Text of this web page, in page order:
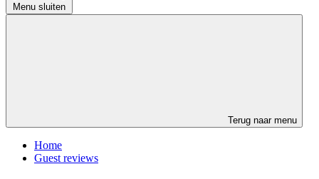
Menu sluiten
Terug naar menu
Home
Guest reviews